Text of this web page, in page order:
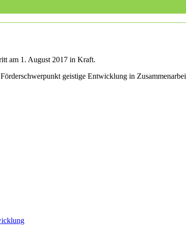
am 1. August 2017 in Kraft.
geistige Entwicklung in